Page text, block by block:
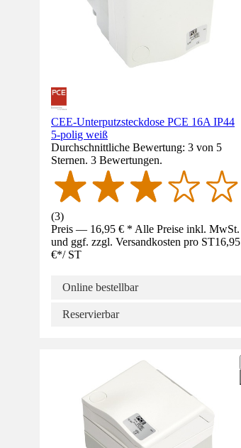
CEE-Unterputzsteckdose PCE 16A IP44
5-polig weiß
Durchschnittliche Bewertung: 3 von 5
Sternen. 3 Bewertungen.
(3)
Preis — 16,95 € * Alle Preise inkl. MwSt.
und ggf. zzgl. Versandkosten pro ST16,95
€*/ ST
Online bestellbar
Reservierbar